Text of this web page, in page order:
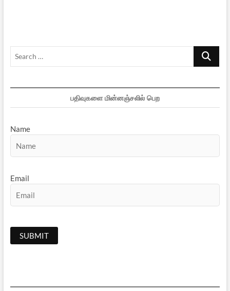
Search
பதிவுகளை மின்னஞ்சலில் பெற
Name
Email